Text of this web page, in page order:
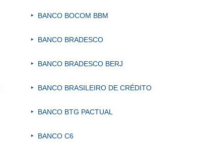
BANCO BOCOM BBM
BANCO BRADESCO
BANCO BRADESCO BERJ
BANCO BRASILEIRO DE CRÉDITO
BANCO BTG PACTUAL
BANCO C6